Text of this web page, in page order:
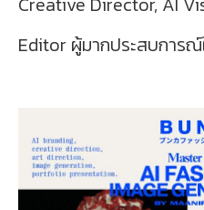
Editor ผู้มากประสบการ